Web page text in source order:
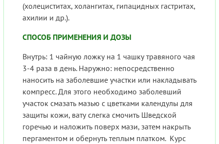
(холециститах, холангитах, гипацидных гастритах,
ахилии и др.).
СПОСОБ ПРИМЕНЕНИЯ И ДОЗЫ
Внутрь: 1 чайную ложку на 1 чашку травяного чая
3-4 раза в день. Наружно: непосредственно
наносить на заболевшие участки или накладывать
компресс. Для этого необходимо заболевший
участок смазать мазью с цветками календулы для
защиты кожи, вату слегка смочить Шведской
горечью и наложить поверх мази, затем накрыть
пергаментом и обернуть теплым платком. Курс